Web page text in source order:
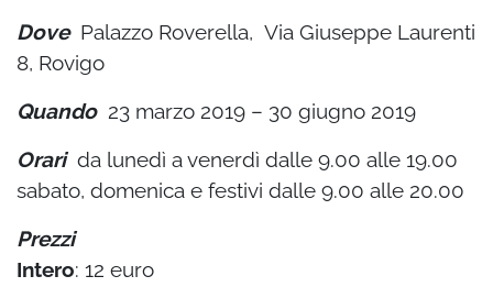
Dove Palazzo Roverella, Via Giuseppe Laurenti
8, Rovigo
Quando 23 marzo 2019 – 30 giugno 2019
Orari da lunedì a venerdì dalle 9.00 alle 19.00
sabato, domenica e festivi dalle 9.00 alle 20.00
Prezzi
Intero: 12 euro